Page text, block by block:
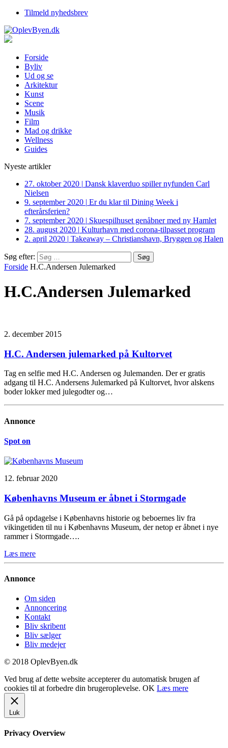
Tilmeld nyhedsbrev
Forside
Byliv
Ud og se
Arkitektur
Kunst
Scene
Musik
Film
Mad og drikke
Wellness
Guides
Nyeste artikler
27. oktober 2020 | Dansk klaverduo spiller nyfunden Carl
Nielsen
9. september 2020 | Er du klar til Dining Week i
efterårsferien?
7. september 2020 | Skuespilhuset genåbner med ny Hamlet
28. august 2020 | Kulturhavn med corona-tilpasset program
2. april 2020 | Takeaway – Christianshavn, Bryggen og Halen
Søg efter:
Forside H.C.Andersen Julemarked
H.C.Andersen Julemarked
2. december 2015
H.C. Andersen julemarked på Kultorvet
Tag en selfie med H.C. Andersen og Julemanden. Der er gratis
adgang til H.C. Andersens Julemarked på Kultorvet, hvor alskens
boder lokker med julegodter og…
Annonce
Spot on
12. februar 2020
Københavns Museum er åbnet i Stormgade
Gå på opdagelse i Københavns historie og beboernes liv fra
vikingetiden til nu i Københavns Museum, der netop er åbnet i nye
rammer i Stormgade….
Læs mere
Annonce
Om siden
Annoncering
Kontakt
Bliv skribent
Bliv sælger
Bliv medejer
© 2018 OplevByen.dk
Ved brug af dette website accepterer du automatisk brugen af
cookies til at forbedre din brugeroplevelse. OK Læs mere
Luk
Privacy Overview